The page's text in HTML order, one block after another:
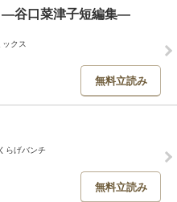
―谷口菜津子短編集―
クス
無料立読み
らげバンチ
無料立読み